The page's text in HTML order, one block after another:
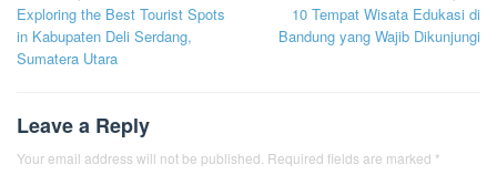
navigation
Exploring the Best Tourist Spots
in Kabupaten Deli Serdang,
Sumatera Utara
10 Tempat Wisata Edukasi di
Bandung yang Wajib Dikunjungi
Leave a Reply
Your email address will not be published. Required fields are marked *